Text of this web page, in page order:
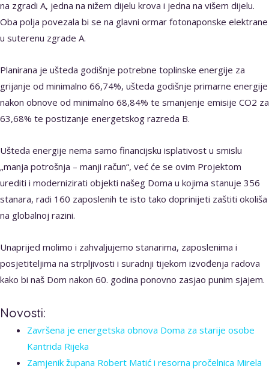
na zgradi A, jedna na nižem dijelu krova i jedna na višem dijelu.
Oba polja povezala bi se na glavni ormar fotonaponske elektrane
u suterenu zgrade A.
Planirana je ušteda godišnje potrebne toplinske energije za
grijanje od minimalno 66,74%, ušteda godišnje primarne energije
nakon obnove od minimalno 68,84% te smanjenje emisije CO2 za
63,68% te postizanje energetskog razreda B.
Ušteda energije nema samo financijsku isplativost u smislu
„manja potrošnja – manji račun“, već će se ovim Projektom
urediti i modernizirati objekti našeg Doma u kojima stanuje 356
stanara, radi 160 zaposlenih te isto tako doprinijeti zaštiti okoliša
na globalnoj razini.
Unaprijed molimo i zahvaljujemo stanarima, zaposlenima i
posjetiteljima na strpljivosti i suradnji tijekom izvođenja radova
kako bi naš Dom nakon 60. godina ponovno zasjao punim sjajem.
Novosti:
Završena je energetska obnova Doma za starije osobe
Kantrida Rijeka
Zamjenik župana Robert Matić i resorna pročelnica Mirela